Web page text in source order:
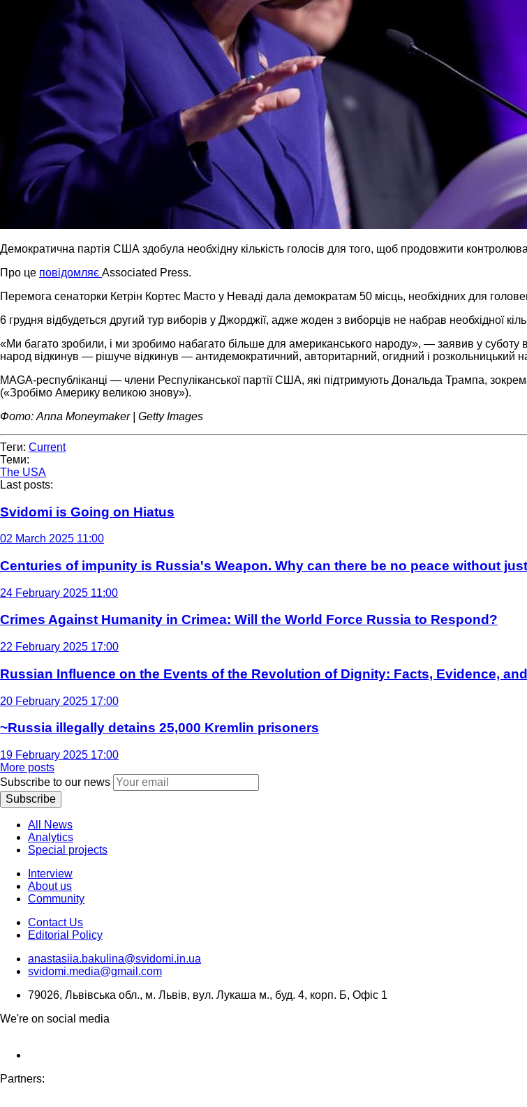
Демократична партія США здобула необхідну кількість голосів для того, щоб продовжити
Про це повідомляє Associated Press.
Перемога сенаторки Кетрін Кортес Масто у Неваді дала демократам 50 місць, необхідних для
6 грудня відбудеться другий тур виборів у Джорджії, адже жоден з виборців не набрав необхідної
«Ми багато зробили, і ми зробимо набагато більше для американського народу», — заявив у
народ відкинув — рішуче відкинув — антидемократичний, авторитарний, огидний і розкольницький
MAGA-республіканці — члени Респуліканської партії США, які підтримують Дональда Трампа,
(«Зробімо Америку великою знову»).
Фото: Anna Moneymaker | Getty Images
Теги: Current
Теми:
The USA
Last posts:
Svidomi is Going on Hiatus
02 March 2025 11:00
Centuries of impunity is Russia's Weapon. Why can there be no peace without
24 February 2025 11:00
Crimes Against Humanity in Crimea: Will the World Force Russia to Respond?
22 February 2025 17:00
Russian Influence on the Events of the Revolution of Dignity: Facts, Evidence,
20 February 2025 17:00
~Russia illegally detains 25,000 Kremlin prisoners
19 February 2025 17:00
More posts
Subscribe to our news
Subscribe
All News
Analytics
Special projects
Interview
About us
Community
Contact Us
Editorial Policy
anastasiia.bakulina@svidomi.in.ua
svidomi.media@gmail.com
79026, Львівська обл., м. Львів, вул. Лукаша м., буд. 4, корп. Б, Офіс 1
We're on social media
Partners: